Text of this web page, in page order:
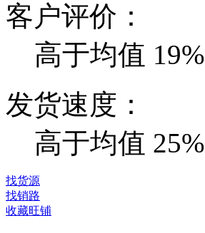
客户评价：
高于均值 19%
发货速度：
高于均值 25%
找货源
找销路
收藏旺铺